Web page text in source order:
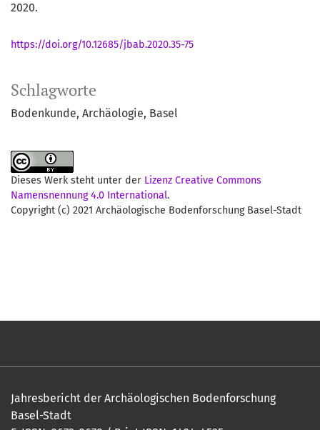
Schlagworte
Bodenkunde Archäologie Basel
2020.
https://doi.org/10.12685/jbab.2020.35-75
Dieses Werk steht unter der Lizenz Creative Commons
Namensnennung 4.0 International.
Copyright (c) 2021 Archäologische Bodenforschung Basel-Stadt
Jahresbericht der Archäologischen Bodenforschung
Basel-Stadt